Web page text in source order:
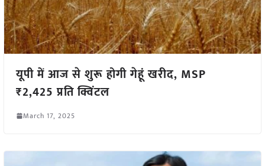
यूपी में आज से शुरू होगी गेहूं खरीद, MSP
₹2,425 प्रति क्विंटल
March 17, 2025